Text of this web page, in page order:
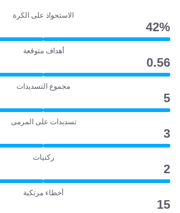
الاستحواذ على الكرة
42‎%‎
أهداف متوقعة
0.56
مجموع التسديدات
5
تسديدات على المرمى
3
ركنيات
2
أخطاء مرتكبة
15